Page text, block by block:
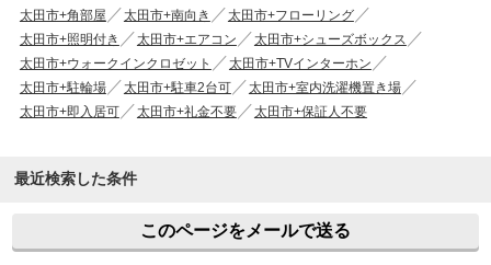
太田市+角部屋
太田市+南向き
太田市+フローリング
太田市+照明付き
太田市+エアコン
太田市+シューズボックス
太田市+ウォークインクロゼット
太田市+TVインターホン
太田市+駐輪場
太田市+駐車2台可
太田市+室内洗濯機置き場
太田市+即入居可
太田市+礼金不要 太田市+保証人不要
最近検索した条件
このページをメールで送る